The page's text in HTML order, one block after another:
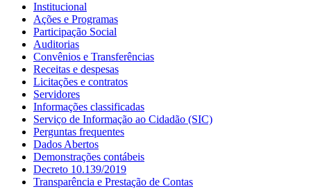
Institucional
Ações e Programas
Participação Social
Auditorias
Convênios e Transferências
Receitas e despesas
Licitações e contratos
Servidores
Informações classificadas
Serviço de Informação ao Cidadão (SIC)
Perguntas frequentes
Dados Abertos
Demonstrações contábeis
Decreto 10.139/2019
Transparência e Prestação de Contas